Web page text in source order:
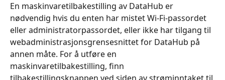
En maskinvaretilbakestilling av DataHub er
nødvendig hvis du enten har mistet Wi-Fi-passordet
eller administratorpassordet, eller ikke har tilgang til
webadministrasjonsgrensesnittet for DataHub på
annen måte. For å utføre en
maskinvaretilbakestilling, finn